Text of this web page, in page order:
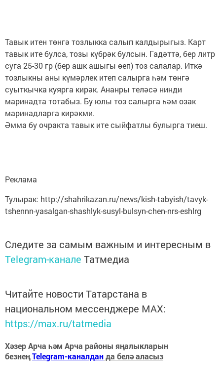
Тавык итен төнгә тозлыкка салып калдырыгыз. Карт
тавык ите булса, тозы күбрәк булсын. Гадәттә, бер литр
суга 25-30 гр (бер ашк ашыгы өеп) тоз салалар. Иткә
тозлыкны аны күмәрлек итеп салырга һәм төнгә
суыткычка куярга кирәк. Ананры теләсә нинди
маринадта тотабыз. Бу юлы тоз салырга һәм озак
маринадларга кирәкми.
Әмма бу очракта тавык ите сыйфатлы булырга тиеш.
Реклама
Тулырак: http://shahrikazan.ru/news/kish-tabyish/tavyk-
tshennn-yasalgan-shashlyk-susyl-bulsyn-chen-nrs-eshlrg
Следите за самым важным и интересным в
Telegram-канале Татмедиа
Читайте новости Татарстана в
национальном мессенджере MАХ:
https://max.ru/tatmedia
Хәзер Арча һәм Арча районы яңалыкларын
безнеңTelegram-каналданда белә аласыз